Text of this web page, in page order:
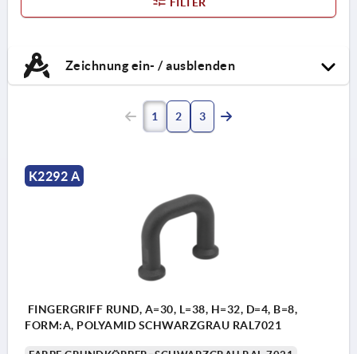
Zeichnung ein- / ausblenden
1 2 3
K2292 A
FINGERGRIFF RUND, A=30, L=38, H=32, D=4, B=8,
FORM:A, POLYAMID SCHWARZGRAU RAL7021